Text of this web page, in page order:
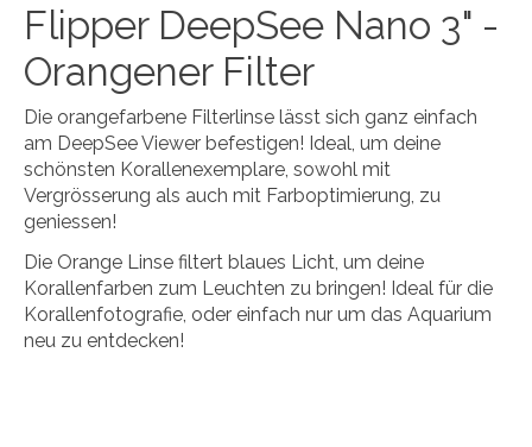
Flipper DeepSee Nano 3" -
Orangener Filter
Die orangefarbene Filterlinse lässt sich ganz einfach
am DeepSee Viewer befestigen! Ideal, um deine
schönsten Korallenexemplare, sowohl mit
Vergrösserung als auch mit Farboptimierung, zu
geniessen!
Die Orange Linse filtert blaues Licht, um deine
Korallenfarben zum Leuchten zu bringen! Ideal für die
Korallenfotografie, oder einfach nur um das Aquarium
neu zu entdecken!